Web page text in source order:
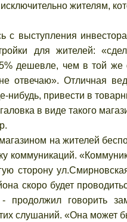
жителям,
инвестора
для жителей:
дешевле, чем в той же
отвечаю». Отличная
нибудь, привести в
в виде такого
на жителей
коммуникаций.
сторону
скоро будет
продолжил говорить
слушаний. «Она